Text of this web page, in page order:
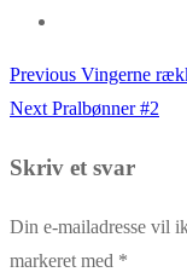
Previous Previous
post:
Vingerne
Next Next
Pralbønner #2
Skriv et svar
Din e-mailadresse vil
markeret med *